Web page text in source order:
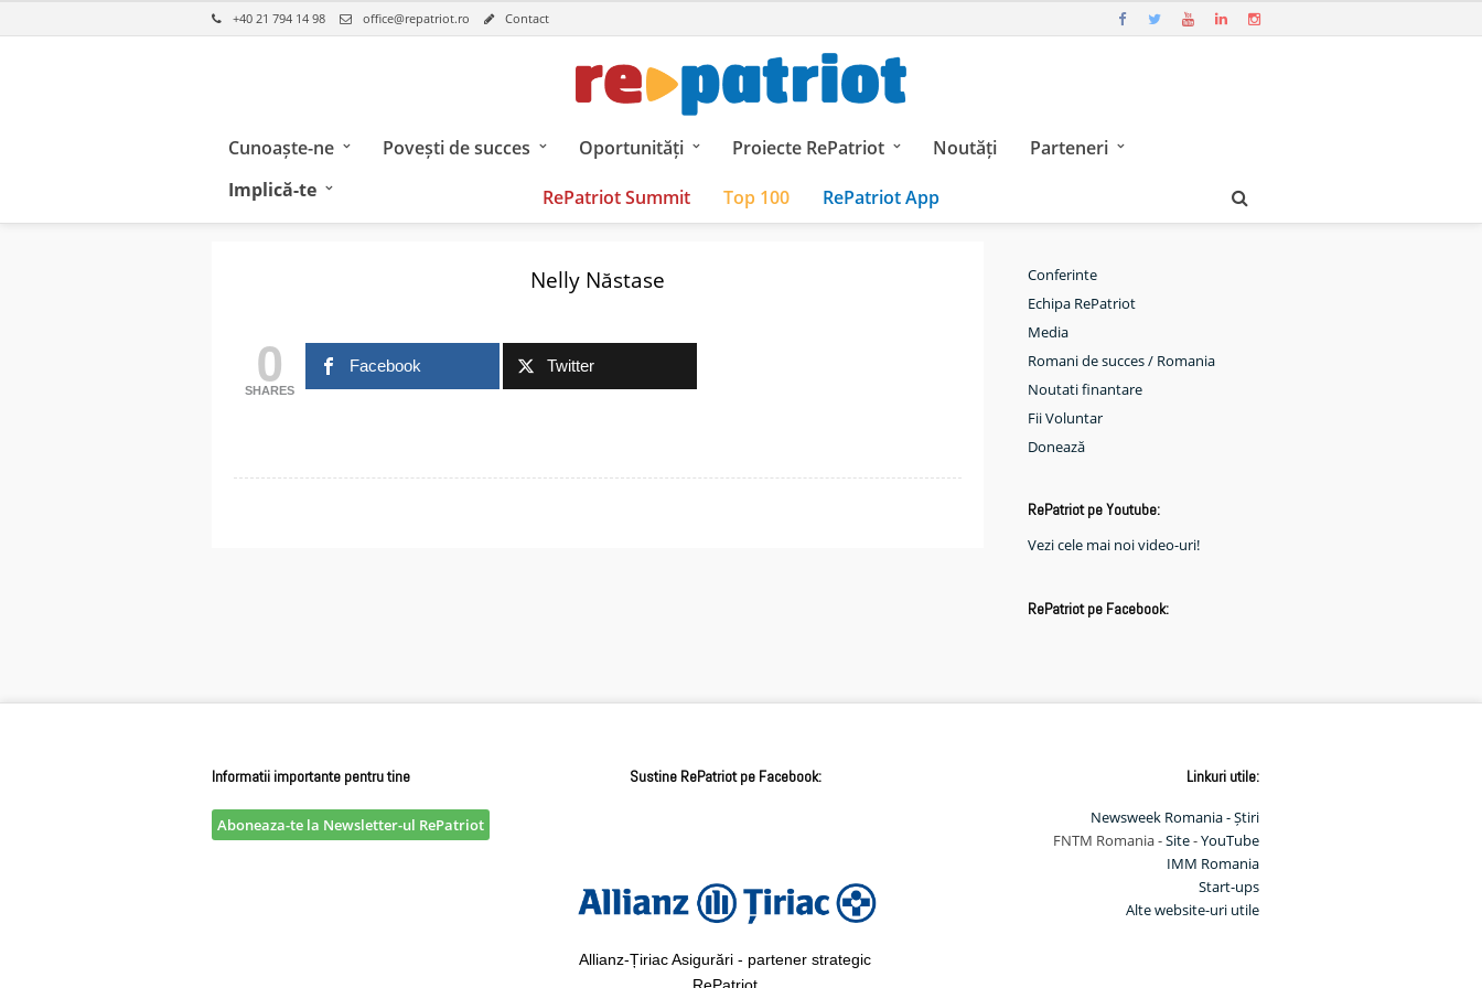
+40 21 794 14 98 office@repatriot.ro Contact
Cunoaște-ne Povești de succes Oportunități Proiecte RePatriot Noutăți
Parteneri
Implică-te
RePatriot Summit Top 100 RePatriot App
Nelly Năstase
0
SHARES
Facebook Twitter
Conferinte
Echipa RePatriot
Media
Romani de succes / Romania
Noutati finantare
Fii Voluntar
Donează
RePatriot pe Youtube:
Vezi cele mai noi video-uri!
RePatriot pe Facebook:
Informatii importante pentru tine
Aboneaza-te la Newsletter-ul RePatriot
Sustine RePatriot pe Facebook:
Allianz-Țiriac Asigurări - partener strategic
Linkuri utile:
Newsweek Romania - Știri
FNTM Romania -Site-YouTube
IMM Romania
Start-ups
Alte website-uri utile